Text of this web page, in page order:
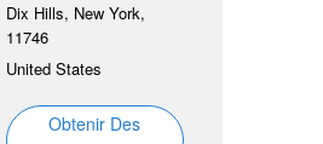
Dix Hills, New York,
11746
United States
Obtenir Des